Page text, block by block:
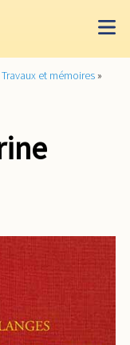
Travaux et mémoires »